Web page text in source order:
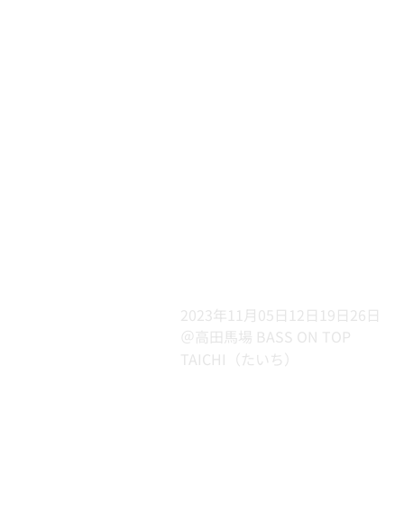
2023年11月05日12日19日26日
＠高田馬場 BASS ON TOP
TAICHI（たいち）